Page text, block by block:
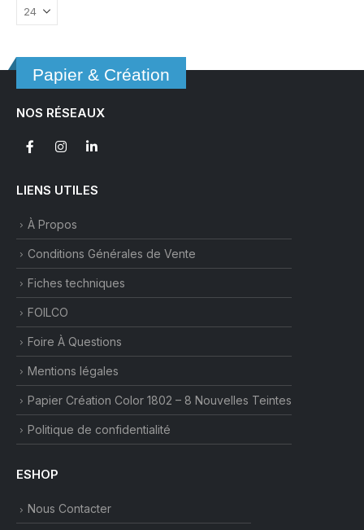
Papier & Création
NOS RÉSEAUX
LIENS UTILES
À Propos
Conditions Générales de Vente
Fiches techniques
FOILCO
Foire À Questions
Mentions légales
Papier Création Color 1802 – 8 Nouvelles Teintes
Politique de confidentialité
ESHOP
Nous Contacter